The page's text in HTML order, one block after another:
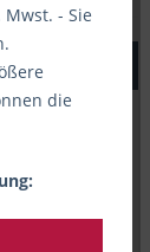
- Sie
die